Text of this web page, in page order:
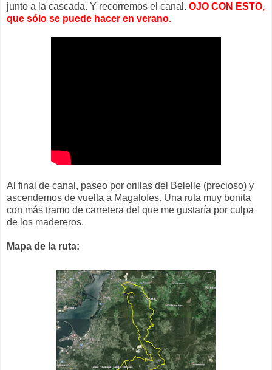
junto a la cascada. Y recorremos el canal. OJO CON ESTO,
que sólo se puede hacer en verano.
Al final de canal, paseo por orillas del Belelle (precioso) y
ascendemos de vuelta a Magalofes. Una ruta muy bonita
con más tramo de carretera del que me gustaría por culpa
de los madereros.
Mapa de la ruta: